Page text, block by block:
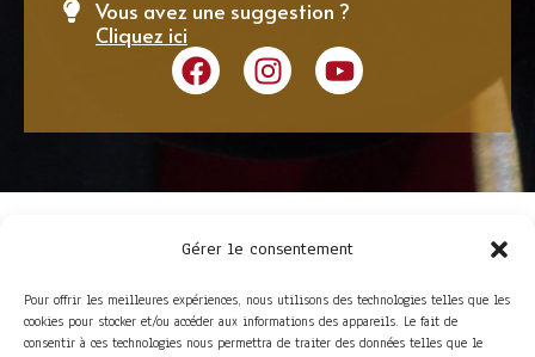
Gérer le consentement
Pour offrir les meilleures expériences, nous utilisons des technologies telles que les
cookies pour stocker et/ou accéder aux informations des appareils. Le fait de
consentir à ces technologies nous permettra de traiter des données telles que le
Vous avez une suggestion ?
Cliquez ici